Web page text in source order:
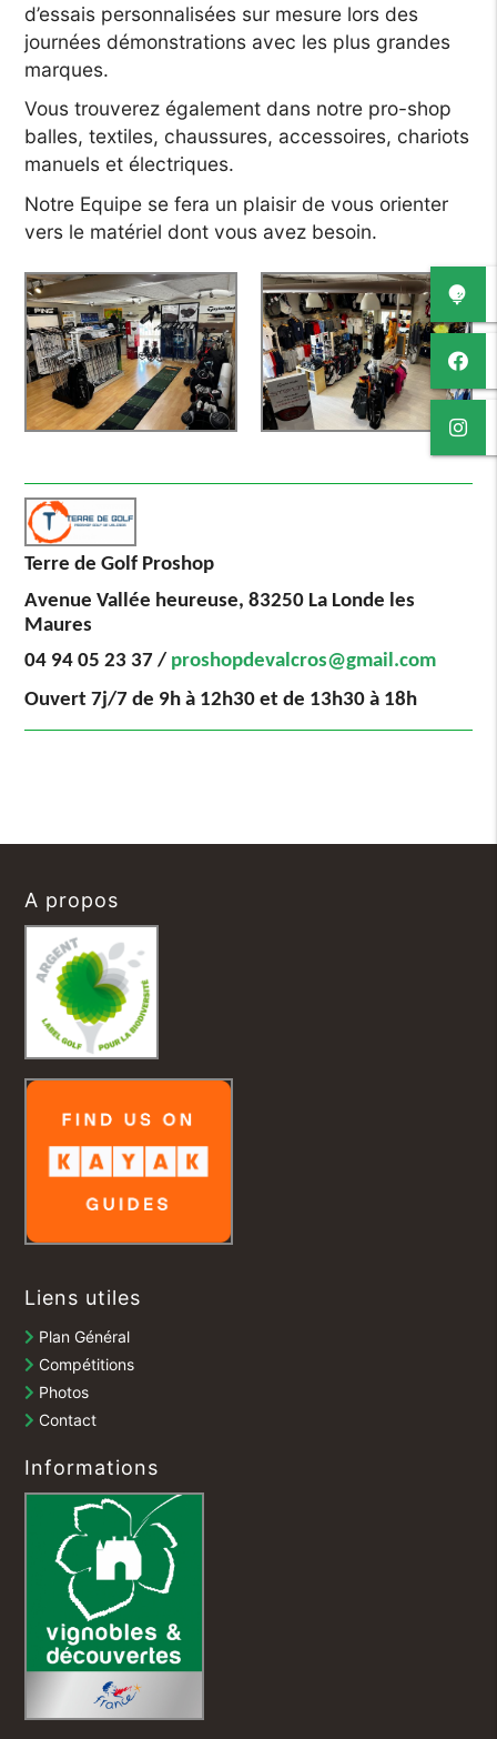
d’essais personnalisées sur mesure lors des
journées démonstrations avec les plus grandes
marques.
Vous trouverez également dans notre pro-shop
balles, textiles, chaussures, accessoires, chariots
manuels et électriques.
Notre Equipe se fera un plaisir de vous orienter
vers le matériel dont vous avez besoin.
Terre de Golf Proshop
Avenue Vallée heureuse, 83250 La Londe les
Maures
04 94 05 23 37 / proshopdevalcros@gmail.com
Ouvert 7j/7 de 9h à 12h30 et de 13h30 à 18h
A propos
Liens utiles
Plan Général
Compétitions
Photos
Contact
Informations